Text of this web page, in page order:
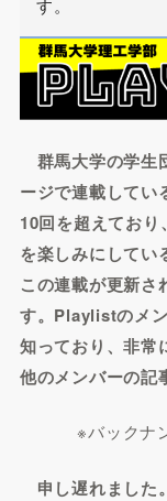
す。
群馬大学の学生
ージで連載して
10回を超えてお
を楽しみにしてい
この連載が更新さ
す。Playlistのメ
知っており、非常
他のメンバーの記
※バックナ
申し遅れました。